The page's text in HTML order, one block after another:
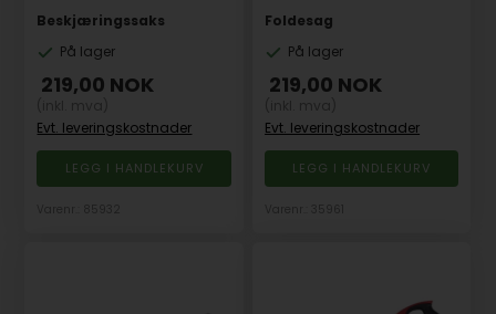
Beskjæringssaks
På lager
219,00 NOK
Evt. leveringskostnader
Foldesag
På lager
219,00 NOK
Evt. leveringskostnader